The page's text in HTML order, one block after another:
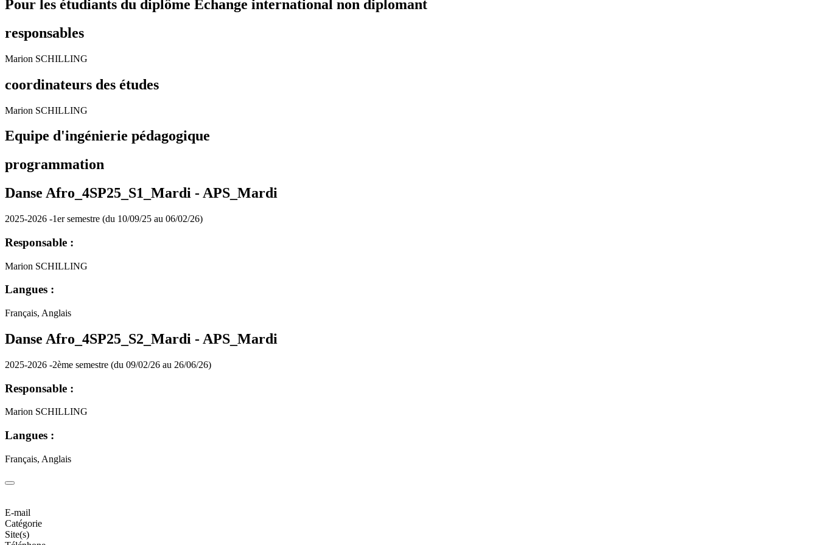
Pour les étudiants du diplôme Echange international non diplomant
responsables
Marion SCHILLING
coordinateurs des études
Marion SCHILLING
Equipe d'ingénierie pédagogique
programmation
Danse Afro_4SP25_S1_Mardi -APS_Mardi
2025-2026 -1er semestre (du 10/09/25 au 06/02/26)
Responsable :
Marion SCHILLING
Langues :
Français, Anglais
Danse Afro_4SP25_S2_Mardi - APS_Mardi
2025-2026 -2ème semestre (du 09/02/26 au 26/06/26)
Responsable :
Marion SCHILLING
Langues :
Français, Anglais
E-mail
Catégorie
Site(s)